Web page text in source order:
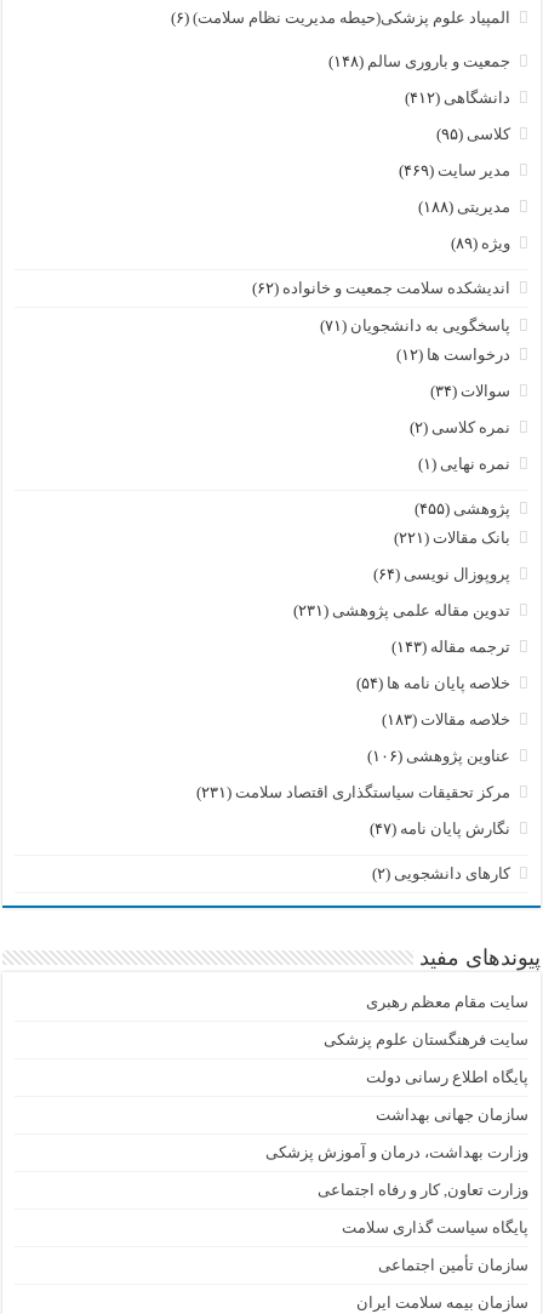
المپیاد علوم پزشکی(حیطه مدیریت نظام سلامت) (۶)
جمعیت و باروری سالم (۱۴۸)
دانشگاهی (۴۱۲)
کلاسی (۹۵)
مدیر سایت (۴۶۹)
مدیریتی (۱۸۸)
ویژه (۸۹)
اندیشکده سلامت جمعیت و خانواده (۶۲)
پاسخگویی به دانشجویان (۷۱)
درخواست ها (۱۲)
سوالات (۳۴)
نمره کلاسی (۲)
نمره نهایی (۱)
پژوهشی (۴۵۵)
بانک مقالات (۲۲۱)
پروپوزال نویسی (۶۴)
تدوین مقاله علمی پژوهشی (۲۳۱)
ترجمه مقاله (۱۴۳)
خلاصه پایان نامه ها (۵۴)
خلاصه مقالات (۱۸۳)
عناوین پژوهشی (۱۰۶)
مرکز تحقیقات سیاستگذاری اقتصاد سلامت (۲۳۱)
نگارش پایان نامه (۴۷)
کارهای دانشجویی (۲)
پیوندهای مفید
سایت مقام معظم رهبری
سایت فرهنگستان علوم پزشکی
پایگاه اطلاع رسانی دولت
سازمان جهانی بهداشت
وزارت بهداشت، درمان و آموزش پزشکی
وزارت تعاون, کار و رفاه اجتماعی
پایگاه سیاست گذاری سلامت
سازمان تأمین اجتماعی
سازمان بیمه سلامت ایران